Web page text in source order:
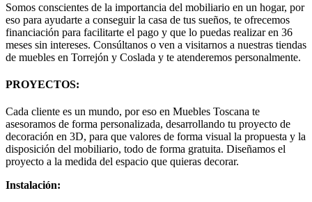
Somos conscientes de la importancia del mobiliario en un hogar, por
eso para ayudarte a conseguir la casa de tus sueños, te ofrecemos
financiación para facilitarte el pago y que lo puedas realizar en 36
meses sin intereses. Consúltanos o ven a visitarnos a nuestras tiendas
de muebles en Torrejón y Coslada y te atenderemos personalmente.
PROYECTOS:
Cada cliente es un mundo, por eso en Muebles Toscana te
asesoramos de forma personalizada, desarrollando tu proyecto de
decoración en 3D, para que valores de forma visual la propuesta y la
disposición del mobiliario, todo de forma gratuita. Diseñamos el
proyecto a la medida del espacio que quieras decorar.
Instalación: